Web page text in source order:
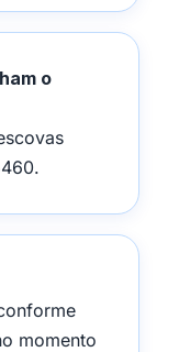
o
momento